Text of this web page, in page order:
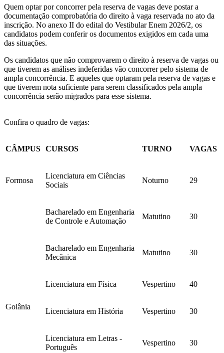
Quem optar por concorrer pela reserva de vagas deve postar a
documentação comprobatória do direito à vaga reservada no ato da
inscrição. No anexo II do edital do Vestibular Enem 2026/2, os
candidatos podem conferir os documentos exigidos em cada uma
das situações.
Os candidatos que não comprovarem o direito à reserva de vagas ou
que tiverem as análises indeferidas vão concorrer pelo sistema de
ampla concorrência. E aqueles que optaram pela reserva de vagas e
que tiverem nota suficiente para serem classificados pela ampla
concorrência serão migrados para esse sistema.
Confira o quadro de vagas:
CÂMPUS CURSOS TURNO VAGAS
Formosa
Licenciatura em Ciências
Sociais
Noturno 29
Goiânia
Bacharelado em Engenharia
de Controle e Automação
Matutino 30
Bacharelado em Engenharia
Mecânica
Matutino 30
Licenciatura em Física Vespertino 40
Licenciatura em História Vespertino 30
Licenciatura em Letras -
Português
Vespertino 30